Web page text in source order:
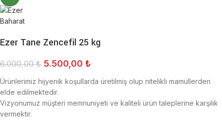
Ezer Tane Zencefil 25 kg
6.000,00₺ 5.500,00 ₺
Ürünlerimiz hijyenik koşullarda üretilmiş olup nitelikli mamüllerden
elde edilmektedir.
Vizyonumuz müşteri memnuniyeti ve kaliteli ürün taleplerine karşılık
vermektir.